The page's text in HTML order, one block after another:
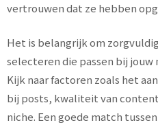
vertrouwen dat ze hebben
Het is belangrijk om
selecteren die passen bij
Kijk naar factoren zoals het
bij posts, kwaliteit van
niche. Een goede match